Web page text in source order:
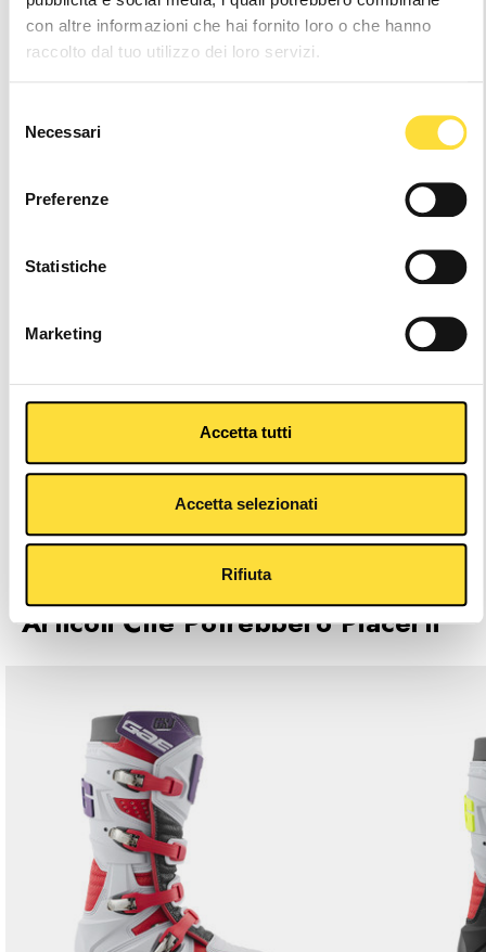
con altre informazioni che hai fornito loro o che hanno
raccolto dal tuo utilizzo dei loro servizi.
delNecessari
Preferenze
Statistiche
Marketing
Accetta tutti
Accetta selezionati
Rifiuta
Altri colori
Caratteristiche Principali
Articoli Che Potrebbero Piacerti